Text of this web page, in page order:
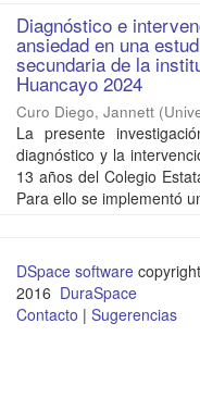
Diagnóstico e
ansiedad en una
secundaria de la
Huancayo 2024
Curo Diego, Jannett (
La presente
diagnóstico y la
13 años del Colegio
Para ello se implementó
DSpace software
2016 DuraSpace
Contacto | Sugerencias